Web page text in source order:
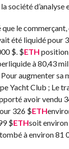
société d’analyse
le commerçant,
été liquidé pour
$. $ETH
à 80,43
augmenter sa
Yacht Club ; Le
avoir vendu
326 $ETH
$ETHsoit environ
à environ 81